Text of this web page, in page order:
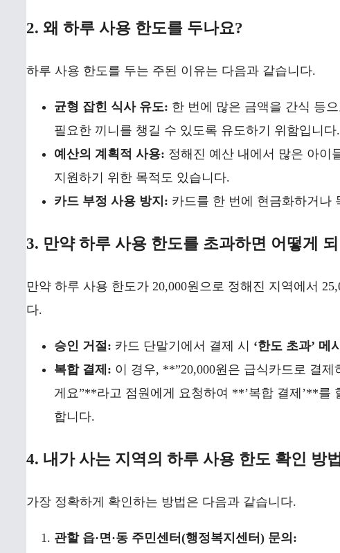
2. 왜 하루 사용 한도를 두나요?
하루 사용 한도를 두는 주된 이유는 다음과 같습니다.
균형 잡힌 식사 유도: 한 번에 많은 금액을 간식 등
필요한 끼니를 챙길 수 있도록 유도하기 위함입니다.
예산의 계획적 사용: 정해진 예산 내에서 많은 아이
지원하기 위한 목적도 있습니다.
카드 부정 사용 방지: 카드를 한 번에 현금화하거나
3. 만약 하루 사용 한도를 초과하면 어떻게
만약 하루 사용 한도가 20,000원으로 정해진 지역에서
다.
승인 거절: 카드 단말기에서 결제 시 ‘한도 초과’ 메
복합 결제: 이 경우, **”20,000원은 급식카드로 결
게요”**라고 점원에게 요청하여 **’복합 결제’**를
합니다.
4. 내가 사는 지역의 하루 사용 한도 확인 방법
가장 정확하게 확인하는 방법은 다음과 같습니다.
관할 읍·면·동 주민센터(행정복지센터) 문의: